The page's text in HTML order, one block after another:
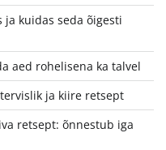
kuidas seda õigesti
aed rohelisena ka talvel
ja kiire retsept
retsept: õnnestub iga